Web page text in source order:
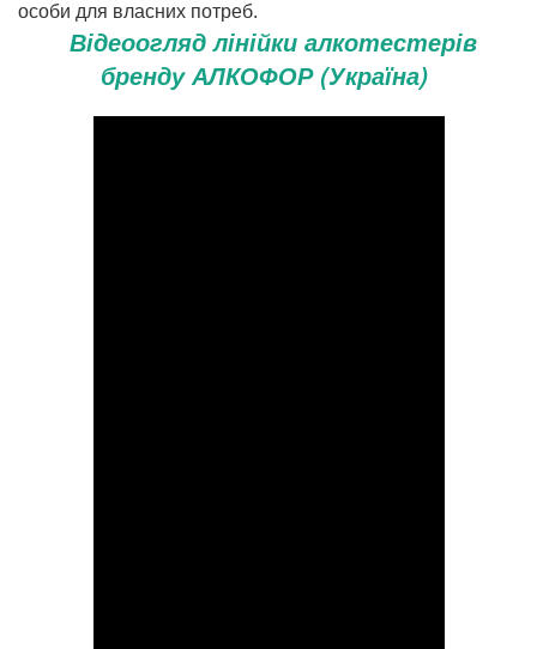
особи для власних потреб.
Відеоогляд лінійки алкотестерів
бренду АЛКОФОР (Україна)